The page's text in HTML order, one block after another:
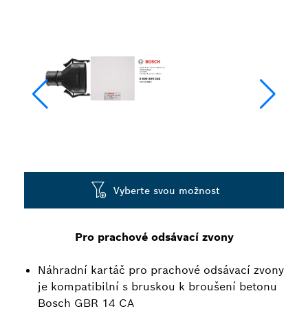
Pro prachové odsávací zvony
Náhradní kartáč pro prachové odsávací zvony
je kompatibilní s bruskou k broušení betonu
Bosch GBR 14 CA
Vyberte svou možnost